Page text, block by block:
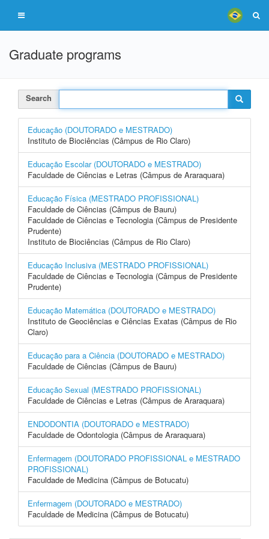
Graduate programs
Search
Educação (DOUTORADO e MESTRADO)
Instituto de Biociências (Câmpus de Rio Claro)
Educação Escolar (DOUTORADO e MESTRADO)
Faculdade de Ciências e Letras (Câmpus de Araraquara)
Educação Física (MESTRADO PROFISSIONAL)
Faculdade de Ciências (Câmpus de Bauru)
Faculdade de Ciências e Tecnologia (Câmpus de Presidente
Prudente)
Instituto de Biociências (Câmpus de Rio Claro)
Educação Inclusiva (MESTRADO PROFISSIONAL)
Faculdade de Ciências e Tecnologia (Câmpus de Presidente
Prudente)
Educação Matemática (DOUTORADO e MESTRADO)
Instituto de Geociências e Ciências Exatas (Câmpus de Rio
Claro)
Educação para a Ciência (DOUTORADO e MESTRADO)
Faculdade de Ciências (Câmpus de Bauru)
Educação Sexual (MESTRADO PROFISSIONAL)
Faculdade de Ciências e Letras (Câmpus de Araraquara)
ENDODONTIA (DOUTORADO e MESTRADO)
Faculdade de Odontologia (Câmpus de Araraquara)
Enfermagem (DOUTORADO PROFISSIONAL e MESTRADO
PROFISSIONAL)
Faculdade de Medicina (Câmpus de Botucatu)
Enfermagem (DOUTORADO e MESTRADO)
Faculdade de Medicina (Câmpus de Botucatu)